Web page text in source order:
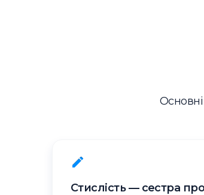
Стислість — сестра